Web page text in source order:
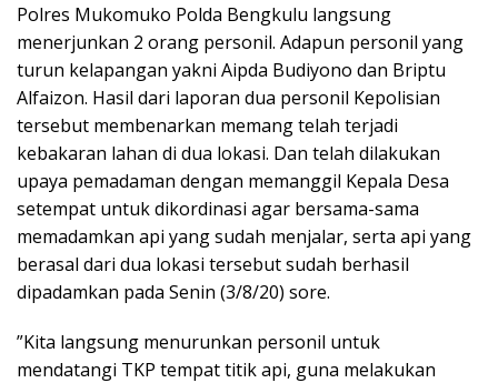
Polres Mukomuko Polda Bengkulu langsung
menerjunkan 2 orang personil. Adapun personil yang
turun kelapangan yakni Aipda Budiyono dan Briptu
Alfaizon. Hasil dari laporan dua personil Kepolisian
tersebut membenarkan memang telah terjadi
kebakaran lahan di dua lokasi. Dan telah dilakukan
upaya pemadaman dengan memanggil Kepala Desa
setempat untuk dikordinasi agar bersama-sama
memadamkan api yang sudah menjalar, serta api yang
berasal dari dua lokasi tersebut sudah berhasil
dipadamkan pada Senin (3/8/20) sore.
”Kita langsung menurunkan personil untuk
mendatangi TKP tempat titik api, guna melakukan